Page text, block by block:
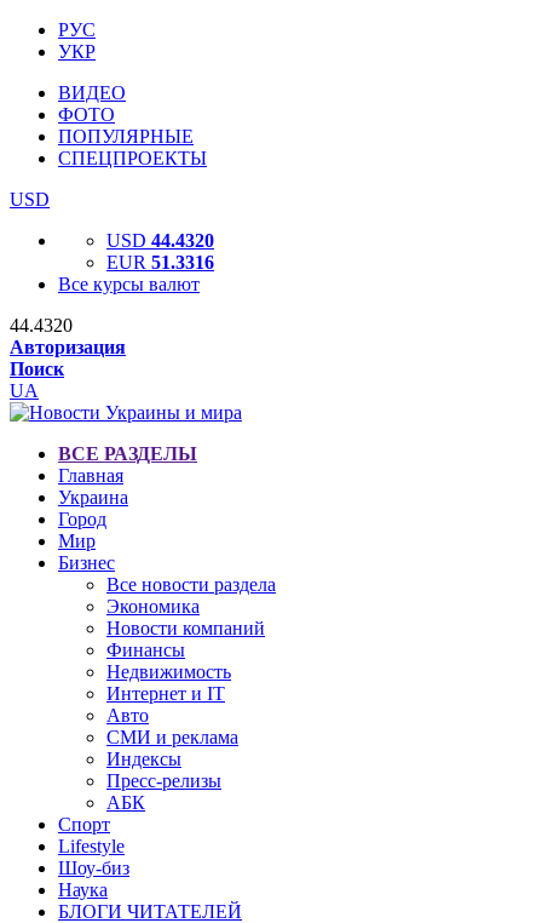
РУС
УКР
ВИДЕО
ФОТО
ПОПУЛЯРНЫЕ
СПЕЦПРОЕКТЫ
USD
USD 44.4320
EUR 51.3316
Все курсы валют
44.4320
Авторизация
Поиск
UA
ВСЕ РАЗДЕЛЫ
Главная
Украина
Город
Мир
Бизнес
Все новости раздела
Экономика
Новости компаний
Финансы
Недвижимость
Интернет и IT
Авто
СМИ и реклама
Индексы
Пресс-релизы
АБК
Спорт
Lifestyle
Шоу-биз
Наука
БЛОГИ ЧИТАТЕЛЕЙ